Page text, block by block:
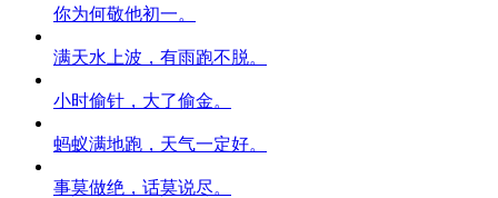
你为何敬他初一。
满天水上波，有雨跑不脱。
小时偷针，大了偷金。
蚂蚁满地跑，天气一定好。
事莫做绝，话莫说尽。